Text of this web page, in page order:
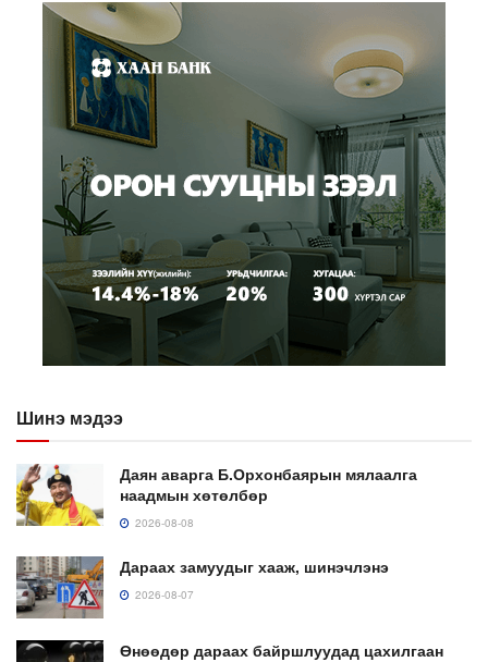
Шинэ мэдээ
Даян аварга Б.Орхонбаярын мялаалга
наадмын хөтөлбөр
2026-08-08
Дараах замуудыг хааж, шинэчлэнэ
2026-08-07
Өнөөдөр дараах байршлуудад цахилгаан